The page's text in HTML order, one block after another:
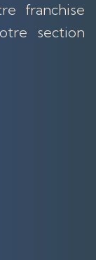
franchise
section